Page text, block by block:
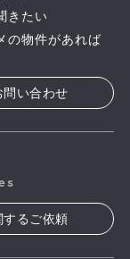
きたい
の物件があれば
い合わせ
るご依頼